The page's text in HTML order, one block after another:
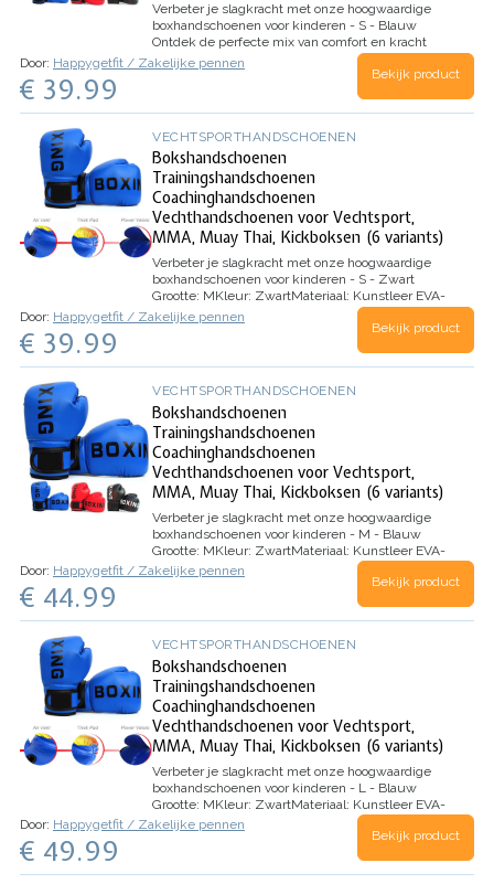
Verbeter je slagkracht met onze hoogwaardige
boxhandschoenen voor kinderen - S - Blauw
Ontdek de perfecte mix van comfort en kracht
met onze hoogwaardige boxhandschoenen voor
kinderen. Gemaakt van kunstleer en EVA-
Door: Happygetfit / Zakelijke pennen
€ 39.99 Bekijk product
VECHTSPORTHANDSCHOENEN
Bokshandschoenen
Trainingshandschoenen
Coachinghandschoenen
Vechthandschoenen voor Vechtsport,
MMA, Muay Thai, Kickboksen (6 variants)
Verbeter je slagkracht met onze hoogwaardige
boxhandschoenen voor kinderen - S - Zwart
Grootte: MKleur: ZwartMateriaal: Kunstleer EVA-
kunststofMerk:
Type handschoen:
Door: Happygetfit / Zakelijke pennen
€ 39.99 Bekijk product
VECHTSPORTHANDSCHOENEN
Bokshandschoenen
Trainingshandschoenen
Coachinghandschoenen
Vechthandschoenen voor Vechtsport,
MMA, Muay Thai, Kickboksen (6 variants)
Verbeter je slagkracht met onze hoogwaardige
boxhandschoenen voor kinderen - M - Blauw
Grootte: MKleur: ZwartMateriaal: Kunstleer EVA-
kunststofMerk: Type handschoen:…
Door: Happygetfit / Zakelijke pennen
€ 44.99 Bekijk product
VECHTSPORTHANDSCHOENEN
Bokshandschoenen
Trainingshandschoenen
Coachinghandschoenen
Vechthandschoenen voor Vechtsport,
MMA, Muay Thai, Kickboksen (6 variants)
Verbeter je slagkracht met onze hoogwaardige
boxhandschoenen voor kinderen - L - Blauw
Grootte: MKleur: ZwartMateriaal: Kunstleer EVA-
kunststofMerk: Type handschoen:…
Door: Happygetfit / Zakelijke pennen
€ 49.99 Bekijk product